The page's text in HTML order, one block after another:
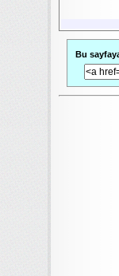
Bu